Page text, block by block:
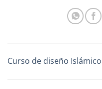
Curso de diseño Islámico